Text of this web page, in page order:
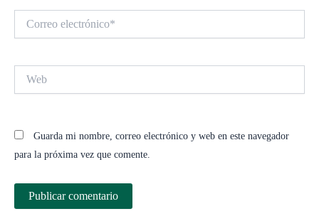
electrónico*
Guarda mi nombre, correo electrónico y web en este navegador
para la próxima vez que comente.